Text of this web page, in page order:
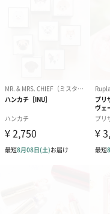
写真付きメッセージカ
ード（680円）